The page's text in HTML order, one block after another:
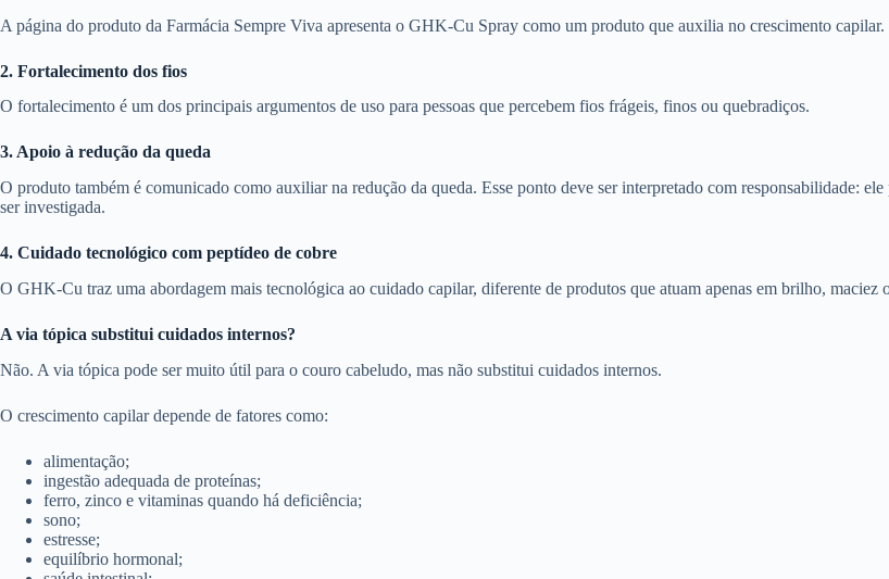
A página do produto da Farmácia Sempre Viva apresenta o GHK-Cu Spray como um produto que auxilia no crescimento capilar.
2. Fortalecimento dos fios
O fortalecimento é um dos principais argumentos de uso para pessoas que percebem fios frágeis, finos ou quebradiços.
3. Apoio à redução da queda
O produto também é comunicado como auxiliar na redução da queda. Esse ponto deve ser interpretado com responsabilidade:
ser investigada.
4. Cuidado tecnológico com peptídeo de cobre
O GHK-Cu traz uma abordagem mais tecnológica ao cuidado capilar, diferente de produtos que atuam apenas em brilho, maciez
A via tópica substitui cuidados internos?
Não. A via tópica pode ser muito útil para o couro cabeludo, mas não substitui cuidados internos.
O crescimento capilar depende de fatores como:
alimentação;
ingestão adequada de proteínas;
ferro, zinco e vitaminas quando há deficiência;
sono;
estresse;
equilíbrio hormonal;